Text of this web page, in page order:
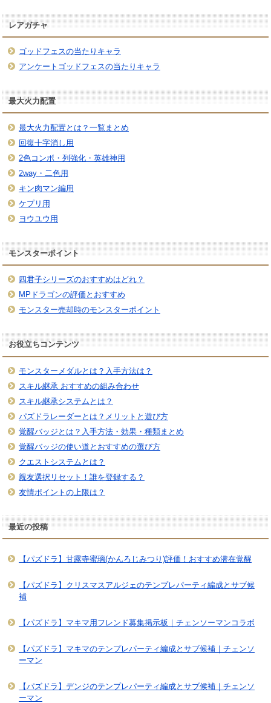
レアガチャ
ゴッドフェスの当たりキャラ
アンケートゴッドフェスの当たりキャラ
最大火力配置
最大火力配置とは？一覧まとめ
回復十字消し用
2色コンボ・列強化・英雄神用
2way・二色用
キン肉マン編用
ケプリ用
ヨウユウ用
モンスターポイント
四君子シリーズのおすすめはどれ？
MPドラゴンの評価とおすすめ
モンスター売却時のモンスターポイント
お役立ちコンテンツ
モンスターメダルとは？入手方法は？
スキル継承 おすすめの組み合わせ
スキル継承システムとは？
パズドラレーダーとは？メリットと遊び方
覚醒バッジとは？入手方法・効果・種類まとめ
覚醒バッジの使い道とおすすめの選び方
クエストシステムとは？
親友選択リセット！誰を登録する？
友情ポイントの上限は？
最近の投稿
【パズドラ】甘露寺蜜璃(かんろじみつり)評価！おすすめ潜在覚醒
【パズドラ】クリスマスアルジェのテンプレパーティ編成とサブ候
補
【パズドラ】マキマ用フレンド募集掲示板｜チェンソーマンコラボ
【パズドラ】マキマのテンプレパーティ編成とサブ候補｜チェンソ
ーマン
【パズドラ】デンジのテンプレパーティ編成とサブ候補｜チェンソ
ーマン